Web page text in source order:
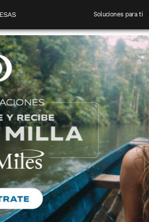
Navegación principal
Soluciones para ti